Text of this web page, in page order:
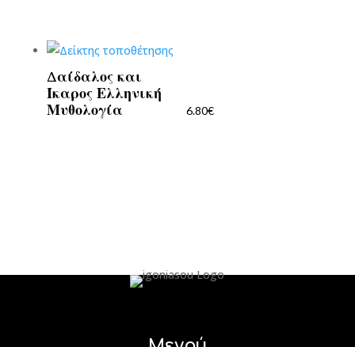
Δαίδαλος και
Ίκαρος Ελληνική
Μυθολογία
6.80€